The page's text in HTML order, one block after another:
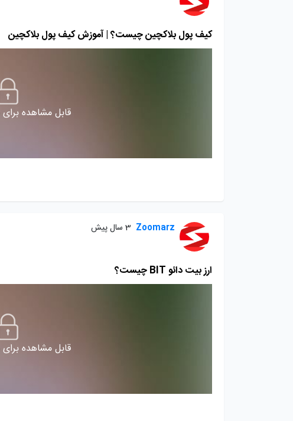
کیف پول بلاکچین چیست؟ | آموزش کیف پول بلاکچین
قابل مشاهده برای
Zoomarz 3 سال پیش
ارز بیت دائو BIT چیست؟
قابل مشاهده برای